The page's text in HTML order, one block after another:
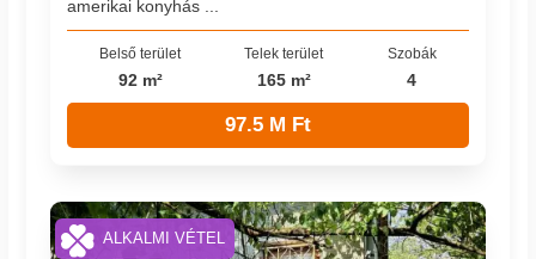
amerikai konyhás ...
Belső terület
92 m²
Telek terület
165 m²
Szobák
4
97.5 M Ft
ALKALMI VÉTEL